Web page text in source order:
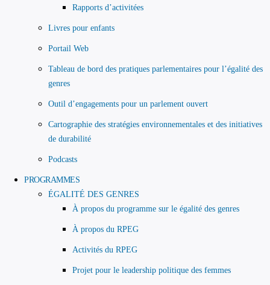
Rapports d’activitées
Livres pour enfants
Portail Web
Tableau de bord des pratiques parlementaires pour l’égalité des
genres
Outil d’engagements pour un parlement ouvert
Cartographie des stratégies environnementales et des initiatives
de durabilité
Podcasts
PROGRAMMES
ÉGALITÉ DES GENRES
À propos du programme sur le égalité des genres
À propos du RPEG
Activités du RPEG
Projet pour le leadership politique des femmes